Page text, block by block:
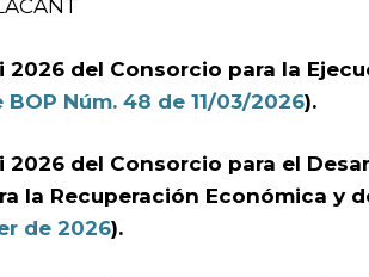
del Consorcio para la
BOP Núm. 48 de 11/03/2026).
del Consorcio para el
la Recuperación Económica y
de 2026).